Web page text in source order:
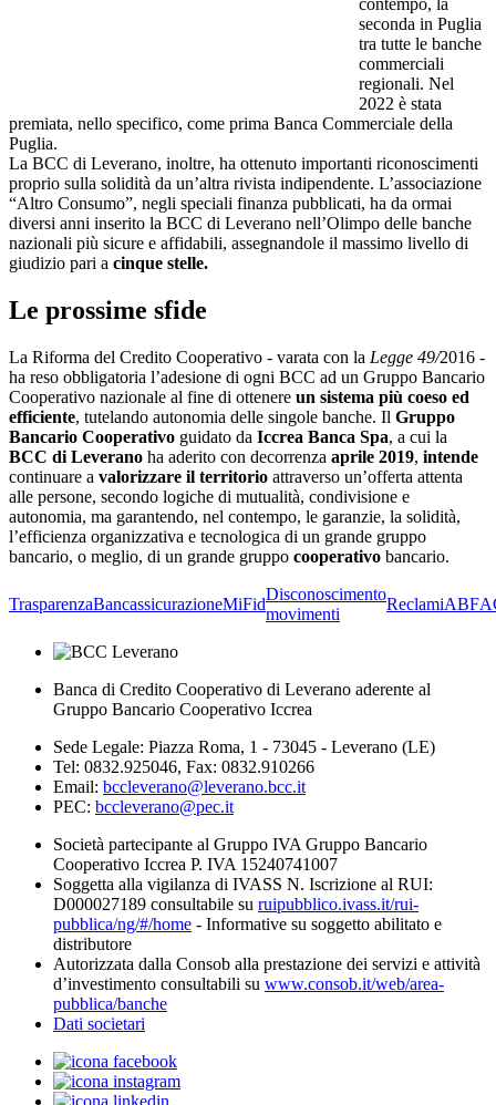
contempo, la
seconda in Puglia
tra tutte le banche
commerciali
regionali. Nel
2022 è stata
premiata, nello specifico, come prima Banca Commerciale della
Puglia.
La BCC di Leverano, inoltre, ha ottenuto importanti riconoscimenti
proprio sulla solidità da un’altra rivista indipendente. L’associazione
“Altro Consumo”, negli speciali finanza pubblicati, ha da ormai
diversi anni inserito la BCC di Leverano nell’Olimpo delle banche
nazionali più sicure e affidabili, assegnandole il massimo livello di
giudizio pari a cinque stelle.
Le prossime sfide
La Riforma del Credito Cooperativo - varata con la Legge 49/2016 -
ha reso obbligatoria l’adesione di ogni BCC ad un Gruppo Bancario
Cooperativo nazionale al fine di ottenere un sistema più coeso ed
efficiente, tutelando autonomia delle singole banche. Il Gruppo
Bancario Cooperativo guidato da Iccrea Banca Spa, a cui la
BCC di Leverano ha aderito con decorrenza aprile 2019, intende
continuare a valorizzare il territorio attraverso un’offerta attenta
alle persone, secondo logiche di mutualità, condivisione e
autonomia, ma garantendo, nel contempo, le garanzie, la solidità,
l’efficienza organizzativa e tecnologica di un grande gruppo
bancario, o meglio, di un grande gruppo cooperativo bancario.
TrasparenzaBancassicurazioneMiFid
Disconoscimento
movimenti
ReclamiABF
Banca di Credito Cooperativo di Leverano aderente al
Gruppo Bancario Cooperativo Iccrea
Sede Legale: Piazza Roma, 1 - 73045 - Leverano (LE)
Tel: 0832.925046, Fax: 0832.910266
Email: bccleverano@leverano.bcc.it
PEC: bccleverano@pec.it
Società partecipante al Gruppo IVA Gruppo Bancario
Cooperativo Iccrea P. IVA 15240741007
Soggetta alla vigilanza di IVASS N. Iscrizione al RUI:
D000027189 consultabile su ruipubblico.ivass.it/rui-
pubblica/ng/#/home - Informative su soggetto abilitato e
distributore
Autorizzata dalla Consob alla prestazione dei servizi e attività
d’investimento consultabili su www.consob.it/web/area-
pubblica/banche
Dati societari